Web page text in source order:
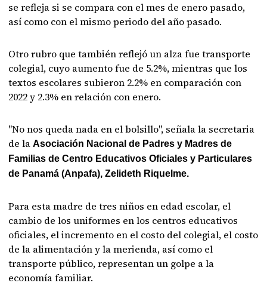
se refleja si se compara con el mes de enero pasado,
así como con el mismo periodo del año pasado.
Otro rubro que también reflejó un alza fue transporte
colegial, cuyo aumento fue de 5.2%, mientras que los
textos escolares subieron 2.2% en comparación con
2022 y 2.3% en relación con enero.
"No nos queda nada en el bolsillo", señala la secretaria
de laAsociación Nacional de Padres y Madres de
Familias de Centro Educativos Oficiales y Particulares
de Panamá (Anpafa), Zelideth Riquelme.
Para esta madre de tres niños en edad escolar, el
cambio de los uniformes en los centros educativos
oficiales, el incremento en el costo del colegial, el costo
de la alimentación y la merienda, así como el
transporte público, representan un golpe a la
economía familiar.